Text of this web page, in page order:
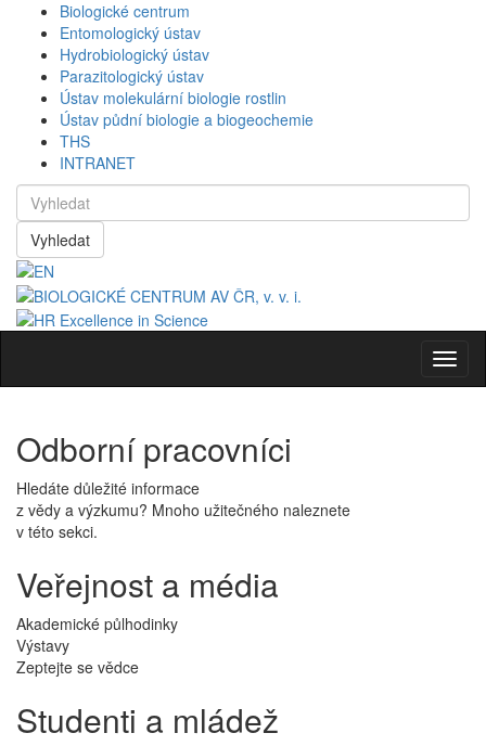
Biologické centrum
Entomologický ústav
Hydrobiologický ústav
Parazitologický ústav
Ústav molekulární biologie rostlin
Ústav půdní biologie a biogeochemie
THS
INTRANET
Vyhledat
Odborní pracovníci
Hledáte důležité informace
z vědy a výzkumu? Mnoho užitečného naleznete
v této sekci.
Veřejnost a média
Akademické půlhodinky
Výstavy
Zeptejte se vědce
Studenti a mládež